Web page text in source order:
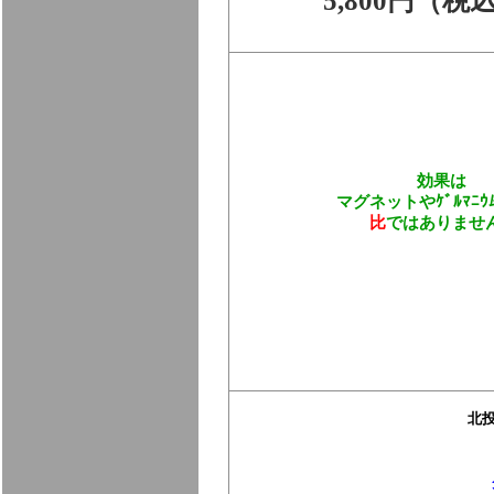
効果は
マグネットやｹﾞﾙﾏﾆｳ
比ではありませ
北